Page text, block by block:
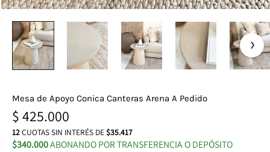
Mesa de Apoyo Conica Canteras Arena A Pedido
$425.000
12CUOTAS SIN INTERÉS DE$35.417
$340.000ABONANDO POR TRANSFERENCIA O DEPÓSITO